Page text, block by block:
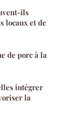
ils
locaux et de
de porc à la
intégrer
la